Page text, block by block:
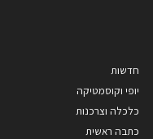
חדשות
יופי וקוסמטיקה
כלכלה וצרכנות
כתבה ראשית